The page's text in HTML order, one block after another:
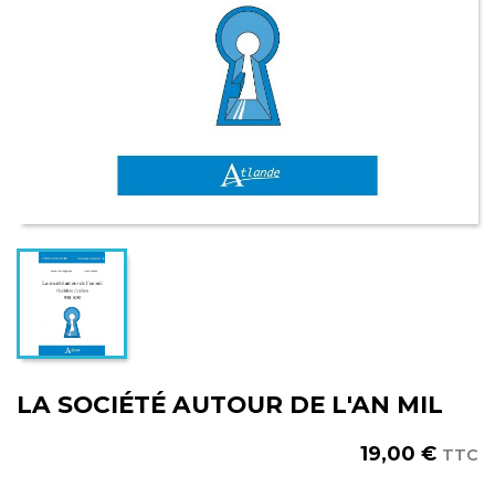
LA SOCIÉTÉ AUTOUR DE L'AN MIL
19,00 € TTC